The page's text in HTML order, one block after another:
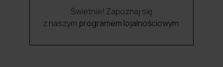
Świetnie! Zapoznaj się
z naszym programem lojalnościowym.